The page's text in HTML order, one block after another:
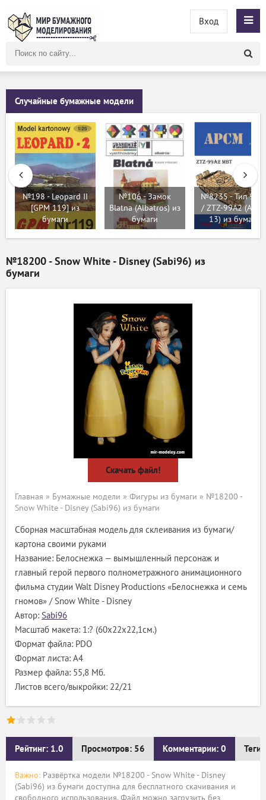
сайту
Вход
Случайные бумажные модели
№198 - Leopard II
[GPM 119] из
бумаги
№106 - Замок
Blatna (Albatros) из
бумаги
№8235 - Тип
/ ZTZ-99A2
13) из бумаги
№18200 - Snow White - Disney (Sabi96) из
бумаги
Скачать файл!
Главная » Бумажные модели » Фигуры из бумаги » №18200 -
Snow White - Disney (Sabi96) из бумаги
Сборная масштабная модель для склеивания из бумаги/
картона своими руками
Название: Белоснежка — вымышленный персонаж и
главный герой первого полнометражного анимационного
фильма студии Walt Disney Productions «Белоснежка и семь
гномов» / Snow White - Disney
Автор: Sabi96
Масштаб макета: 1:? (60х22х22,1см.)
Формат файла: PDO
Формат листа: А4
Размер файла: 55,8 Мб.
Листов всего/выкройки: 22/21
Рейтинг: 1.0 Просмотров: 56 Комментарии: 0 Теги:
Важно: Развёртка модели №18200 - Snow White - Disney
(Sabi96) из бумаги доступна для бесплатного скачивания и
свободного использования. Файл можно загрузить без